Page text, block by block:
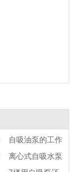
自吸油泵的工作
原理离心式自吸水泵